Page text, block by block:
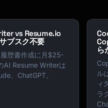
vs Resume.io
ブスク不要
歴書作成に月$25-
AI Resume Writerは
、ChatGPT、
ら
ル
ィ
ラ